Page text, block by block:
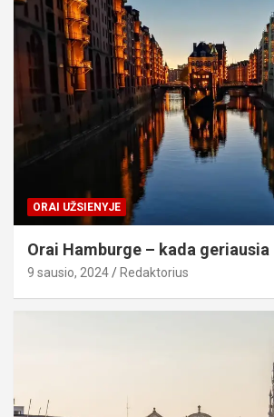
ORAI UŽSIENYJE
Orai Hamburge – kada
9 sausio, 2024 Redaktorius